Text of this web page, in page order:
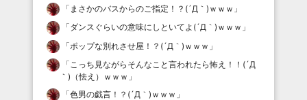
「 まさかのバスからのご指定！？(´Д｀)ｗｗｗ 」
「ダンスぐらいの意味にしといてよ(´Д｀)ｗｗｗ 」
「ポップな別れさせ屋！？(´Д｀)ｗｗｗ 」
「 こっち見ながらそんなこと言われたら怖え！！(´Д
｀)（怯え）ｗｗｗ 」
「色男の戯言！？(´Д｀)ｗｗｗ 」